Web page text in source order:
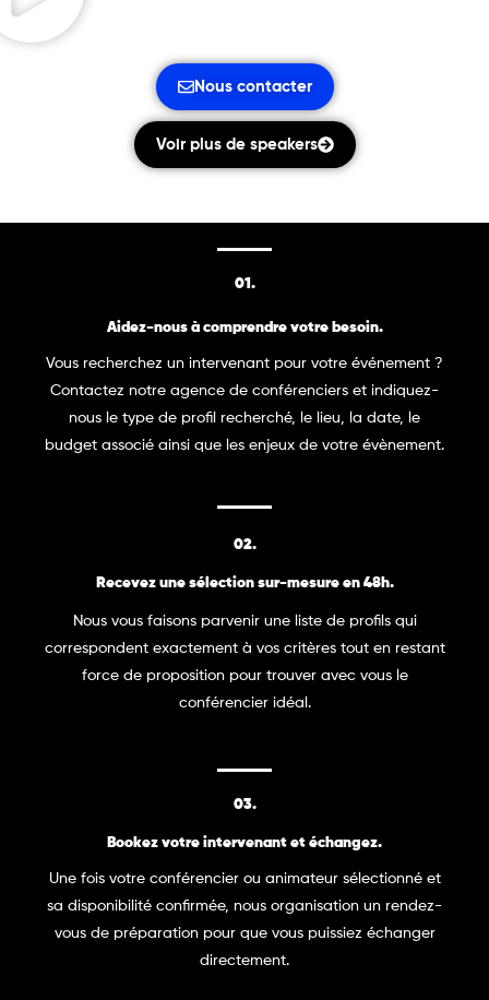
Nous contacter
Voir plus de speakers
01.
Aidez-nous à comprendre votre besoin.
Vous recherchez un intervenant pour votre événement ?
Contactez notre agence de conférenciers et indiquez-
nous le type de profil recherché, le lieu, la date, le
budget associé ainsi que les enjeux de votre évènement.
02.
Recevez une sélection sur-mesure en 48h.
Nous vous faisons parvenir une liste de profils qui
correspondent exactement à vos critères tout en restant
force de proposition pour trouver avec vous le
conférencier idéal.
03.
Bookez votre intervenant et échangez.
Une fois votre conférencier ou animateur sélectionné et
sa disponibilité confirmée, nous organisation un rendez-
vous de préparation pour que vous puissiez échanger
directement.